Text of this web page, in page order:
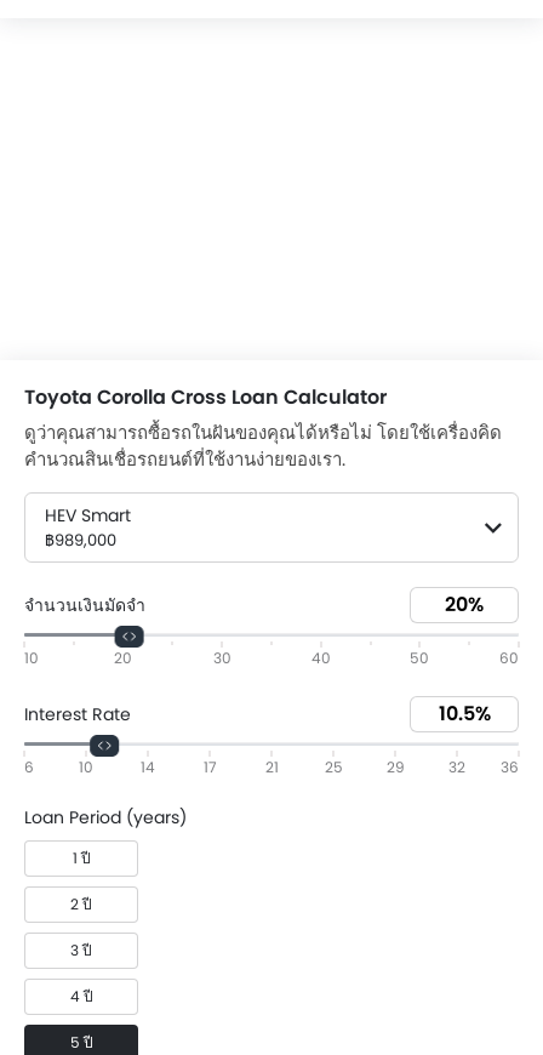
Toyota Corolla Cross Loan Calculator
ดูว่าคุณสามารถซื้อรถในฝันของคุณได้หรือไม่ โดยใช้เครื่องคิด
คำนวณสินเชื่อรถยนต์ที่ใช้งานง่ายของเรา.
HEV Smart
฿989,000
จำนวนเงินมัดจำ
10 20 30 40 50 60
Interest Rate
6 10 14 17 21 25 29 32 36
Loan Period (years)
1 ปี
2 ปี
3 ปี
4 ปี
5 ปี